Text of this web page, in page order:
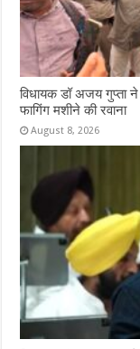
विधायक डॉ अजय गुप्ता
फागिंग मशीने की रवाना
August 8, 2026